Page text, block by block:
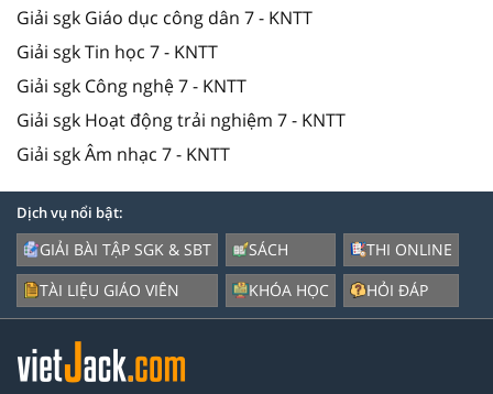
Giải sgk Giáo dục công dân 7 - KNTT
Giải sgk Tin học 7 - KNTT
Giải sgk Công nghệ 7 - KNTT
Giải sgk Hoạt động trải nghiệm 7 - KNTT
Giải sgk Âm nhạc 7 - KNTT
Dịch vụ nổi bật:
GIẢI BÀI TẬP SGK & SBT
TÀI LIỆU GIÁO VIÊN
SÁCH
KHÓA HỌC
THI ONLINE
HỎI ĐÁP